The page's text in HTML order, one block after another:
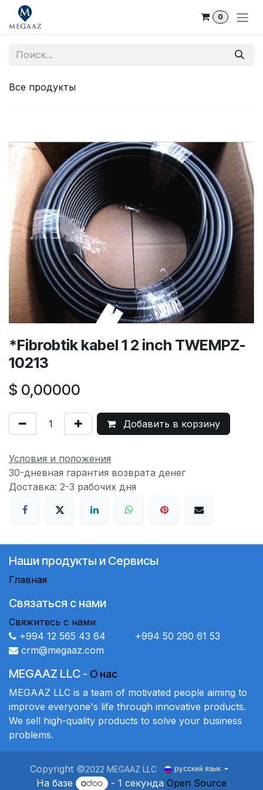
Skip to Content
0
Все продукты
*Fibrobtik kabel 1 2 inch TWEMPZ-
10213
$ 0,00000
Добавить в корзину
Условия и положения
30-дневная гарантия возврата денег
Доставка: 2-3 рабочих дня
Наши продукты и Сервисы
Главная
Связаться с нами
Свяжитесь с нами
+994 12 565 43 64 +994 50 290 61 53
crm@megaaz.com
MEGAAZ LLC - О нас
MEGAAZ LLC is a team of motivated people aiming to
improve everyone's life through innovative products.
We sell high-quality products to solve your business
problems.
Copyright ©2022 MEGAAZ LLC русский язык
На базе - 1 секунда Open Source